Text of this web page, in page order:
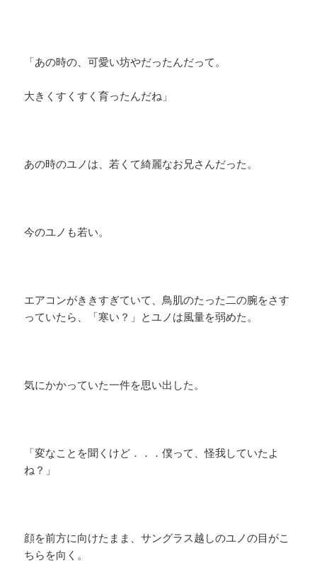
「あの時の、可愛い坊やだったんだって。
大きくすくすく育ったんだね」
あの時のユノは、若くて綺麗なお兄さんだった。
今のユノも若い。
エアコンがききすぎていて、鳥肌のたった二の腕をさす
っていたら、「寒い？」とユノは風量を弱めた。
気にかかっていた一件を思い出した。
「変なことを聞くけど．．．僕って、怪我していたよ
ね？」
顔を前方に向けたまま、サングラス越しのユノの目がこ
ちらを向く。